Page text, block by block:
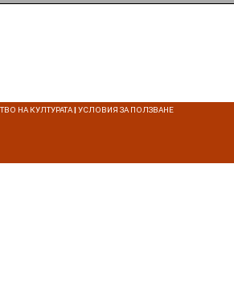
НА КУЛТУРАТА|УСЛОВИЯ ЗА ПОЛЗВАНЕ